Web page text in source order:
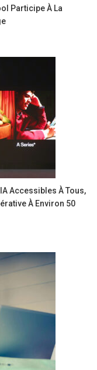
Participe À La
Accessibles À Tous,
À Environ 50